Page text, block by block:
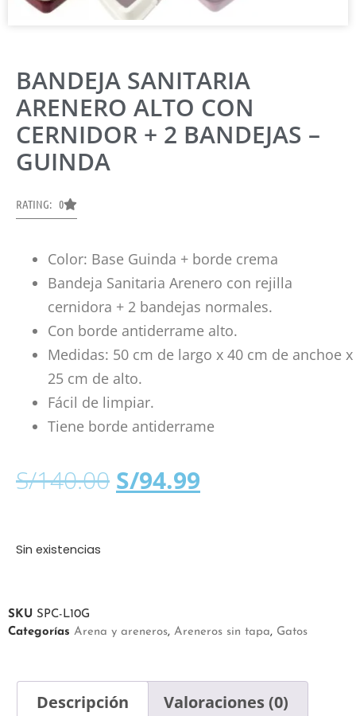
BANDEJA SANITARIA
ARENERO ALTO CON
CERNIDOR + 2 BANDEJAS –
GUINDA
RATING: 0
Color: Base Guinda + borde crema
Bandeja Sanitaria Arenero con rejilla
cernidora + 2 bandejas normales.
Con borde antiderrame alto.
Medidas: 50 cm de largo x 40 cm de anchoe x
25 cm de alto.
Fácil de limpiar.
Tiene borde antiderrame
S/140.00 S/94.99
Sin existencias
SKU SPC-L10G
Categorías Arena y areneros, Areneros sin tapa, Gatos
Descripción Valoraciones (0)